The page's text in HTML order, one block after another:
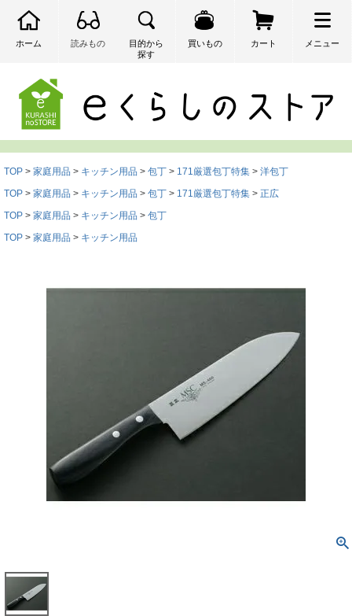
ホーム 読みもの
目的から
探す
買いもの カート メニュー
TOP 家庭用品 キッチン用品 包丁 171厳選包丁特集
洋包丁
TOP
家庭用品 キッチン用品 包丁 171厳選包丁特集
正広
TOP
家庭用品 キッチン用品
包丁
TOP
家庭用品 キッチン用品